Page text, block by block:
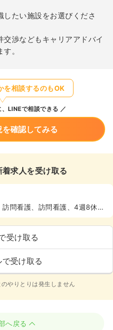
したい施設をお選びくださ
交渉などもキャリアアドバイ
。
を相談するのもOK
LINEで相談できる
確認してみる
求人を受け取る
問看護、訪問看護、4週8休以
受け取る
で受け取る
やりとりは発生しません
へ戻る